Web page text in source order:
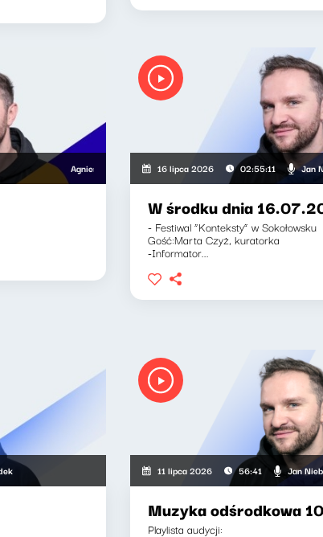
Agnieszka Lipka-Barnett, Jan Niebudek
16 lipca 2026 02:55:11 Jan
W środku dnia
- Festiwal “Konteksty” w Sokołowsku
Gość:Marta Czyż, kuratorka
-Informator...
11 lipca 2026 56:41 Jan
Muzyka odśrodkowa
Playlista audycji: